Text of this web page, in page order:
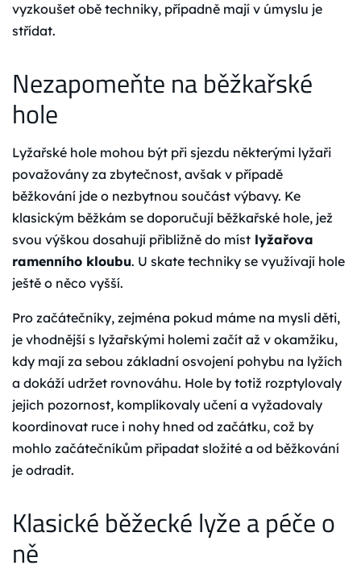
vyzkoušet obě techniky, případně mají v úmyslu je
střídat.
Nezapomeňte na běžkařské
hole
Lyžařské hole mohou být při sjezdu některými lyžaři
považovány za zbytečnost, avšak v případě
běžkování jde o nezbytnou součást výbavy. Ke
klasickým běžkám se doporučují běžkařské hole, jež
svou výškou dosahují přibližně do míst lyžařova
ramenního kloubu. U skate techniky se využívají hole
ještě o něco vyšší.
Pro začátečníky, zejména pokud máme na mysli děti,
je vhodnější s lyžařskými holemi začít až v okamžiku,
kdy mají za sebou základní osvojení pohybu na lyžích
a dokáží udržet rovnováhu. Hole by totiž rozptylovaly
jejich pozornost, komplikovaly učení a vyžadovaly
koordinovat ruce i nohy hned od začátku, což by
mohlo začátečníkům připadat složité a od běžkování
je odradit.
Klasické běžecké lyže a péče o
ně